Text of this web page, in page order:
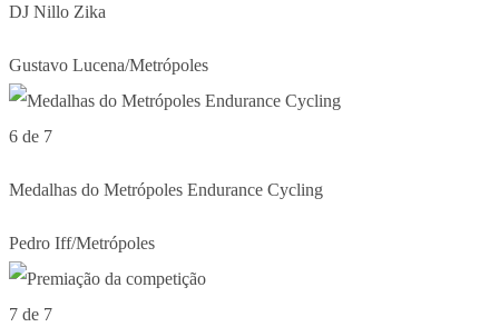
DJ Nillo Zika
Gustavo Lucena/Metrópoles
6 de 7
Medalhas do Metrópoles Endurance Cycling
Pedro Iff/Metrópoles
7 de 7